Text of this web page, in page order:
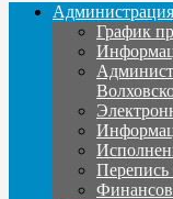
Администрация
График
Перепись